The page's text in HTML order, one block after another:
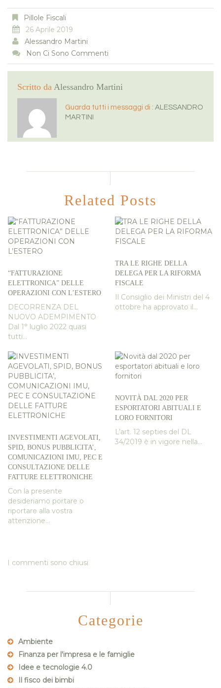
Pillole Fiscali
26 Aprile 2019
Alessandro Martini
Non Ci Sono Commenti
Scritto da Alessandro Martini
Guarda tutti i messaggi di : ALESSANDRO
MARTINI
Related Posts
“FATTURAZIONE
ELETTRONICA” DELLE
OPERAZIONI CON L’ESTERO
DECORRENZA DEL
NUOVO ADEMPIMENTO
Dal 1° luglio 2022 quasi
tutti...
TRA LE RIGHE DELLA
DELEGA PER LA RIFORMA
FISCALE
Il Consiglio dei Ministri del 4
ottobre ha approvato il...
INVESTIMENTI AGEVOLATI,
SPID, BONUS PUBBLICITA’,
COMUNICAZIONI IMU, PEC E
CONSULTAZIONE DELLE
FATTURE ELETTRONICHE
Con la presente
desideriamo portare o
riportare alla vostra
attenzione...
NOVITÀ DAL 2020 PER
ESPORTATORI ABITUALI E
LORO FORNITORI
L’art. 12 septies del DL
34/2019 è in vigore nella...
I commenti sono chiusi
Categorie
Ambiente
Finanza per l'impresa e le famiglie
Idee e tecnologie 4.0
Il fisco dei bimbi